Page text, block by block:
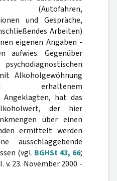
(Autofahren,
und Gespräche,
Arbeiten)
eigenen Angaben -
aufwies. Gegenüber
Alkoholgewöhnung
erhaltenem
Angeklagten, hat das
der hier
über einen
ermittelt werden
ausschlaggebende
(vgl. BGHSt 43, 66;
v. 23. November 2000 -